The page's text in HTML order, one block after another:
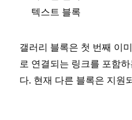
텍스트 블록
갤러리 블록은 첫 번째 이
로 연결되는 링크를 포함
다. 현재 다른 블록은 지원